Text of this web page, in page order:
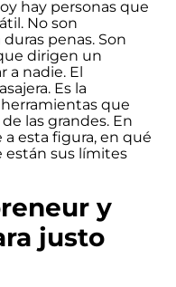
hay personas que
No son
penas. Son
dirigen un
a nadie. El
Es la
que
las grandes. En
esta figura, en qué
están sus límites
y
justo